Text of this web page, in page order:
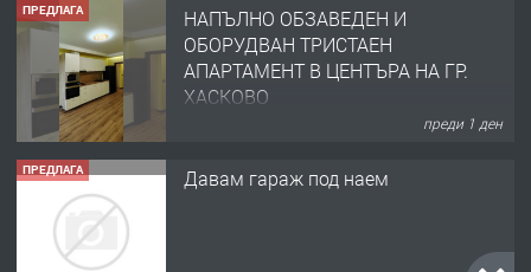
ПРЕДЛАГА
НАПЪЛНО ОБЗАВЕДЕН И
ОБОРУДВАН ТРИСТАЕН
АПАРТАМЕНТ В ЦЕНТЪРА НА ГР.
ХАСКОВО
преди 1 ден
ПРЕДЛАГА Давам гараж под наем